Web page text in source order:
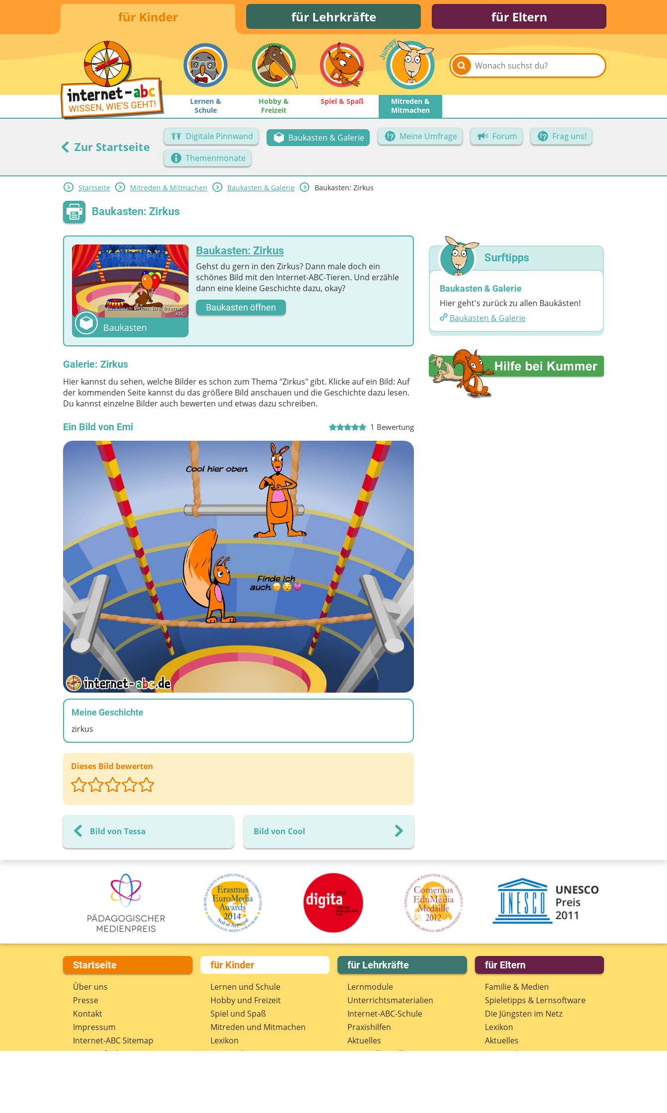
für Kinder für Lehrkräfte für Eltern
Lernen &
Schule
Hobby &
Freizeit
Spiel & Spaß
Mitreden &
Mitmachen
Zur Startseite
Digitale Pinnwand Baukasten & Galerie Meine Umfrage Forum
Frag uns!
Themenmonate
Startseite Mitreden & Mitmachen Baukasten & Galerie Baukasten: Zirkus
Baukasten: Zirkus
Baukasten: Zirkus; Bild: Internet-
ABC
Baukasten
Baukasten: Zirkus
Gehst du gern in den Zirkus? Dann male doch ein
schönes Bild mit den Internet-ABC-Tieren. Und erzähle
dann eine kleine Geschichte dazu, okay?
Baukasten öffnen
Galerie: Zirkus
Hier kannst du sehen, welche Bilder es schon zum Thema "Zirkus" gibt. Klicke auf ein Bild: Auf
der kommenden Seite kannst du das größere Bild anschauen und die Geschichte dazu lesen.
Du kannst einzelne Bilder auch bewerten und etwas dazu schreiben.
Ein Bild von Emi 1 Bewertung
Meine Geschichte
zirkus
Dieses Bild bewerten
Bild von Tessa Bild von Cool
Surftipps
Baukasten & Galerie
Hier geht's zurück zu allen Baukästen!
Baukasten & Galerie
Startseite
Über uns
Presse
Kontakt
Impressum
Internet-ABC Sitemap
Barrierefreiheit
für Kinder
Lernen und Schule
Hobby und Freizeit
Spiel und Spaß
Mitreden und Mitmachen
Lexikon
Datenschutz
für Lehrkräfte
Lernmodule
Unterrichts­materialien
Internet-ABC-Schule
Praxishilfen
Aktuelles
Materialbestellung
für Eltern
Familie & Medien
Spieletipps & Lernsoftware
Die Jüngsten im Netz
Lexikon
Aktuelles
Datenschutz